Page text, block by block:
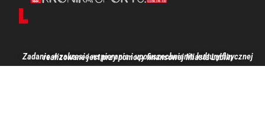
Zadanie w zakresie wspierania i upowszechniania kultury fizycznej realizowane jest przy pomocy finansowej Miasta Lublin